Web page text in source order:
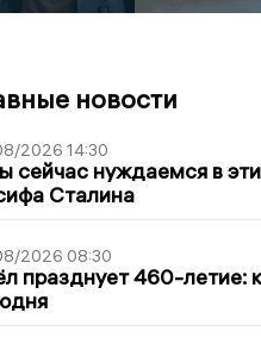
новости
2026 14:30
сейчас нуждаемся в
Сталина
2026 08:30
празднует 460-летие: